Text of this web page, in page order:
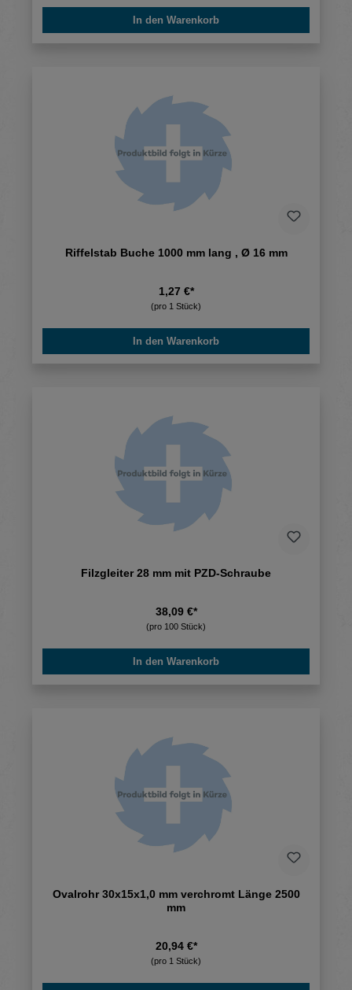
In den Warenkorb
Riffelstab Buche 1000 mm lang , Ø 16 mm
1,27 €*
(pro 1 Stück)
In den Warenkorb
Filzgleiter 28 mm mit PZD-Schraube
38,09 €*
(pro 100 Stück)
In den Warenkorb
Ovalrohr 30x15x1,0 mm verchromt Länge 2500
mm
20,94 €*
(pro 1 Stück)